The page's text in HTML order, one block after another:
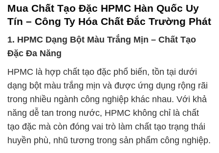
Mua Chất Tạo Đặc HPMC Hàn Quốc Uy
Tín – Công Ty Hóa Chất Đắc Trường Phát
1. HPMC Dạng Bột Màu Trắng Mịn – Chất Tạo
Đặc Đa Năng
HPMC là hợp chất tạo đặc phổ biến, tồn tại dưới
dạng bột màu trắng mịn và được ứng dụng rộng rãi
trong nhiều ngành công nghiệp khác nhau. Với khả
năng dễ tan trong nước, HPMC không chỉ là chất
tạo đặc mà còn đóng vai trò làm chất tạo trạng thái
huyền phù, nhũ tương trong sản phẩm công nghiệp.